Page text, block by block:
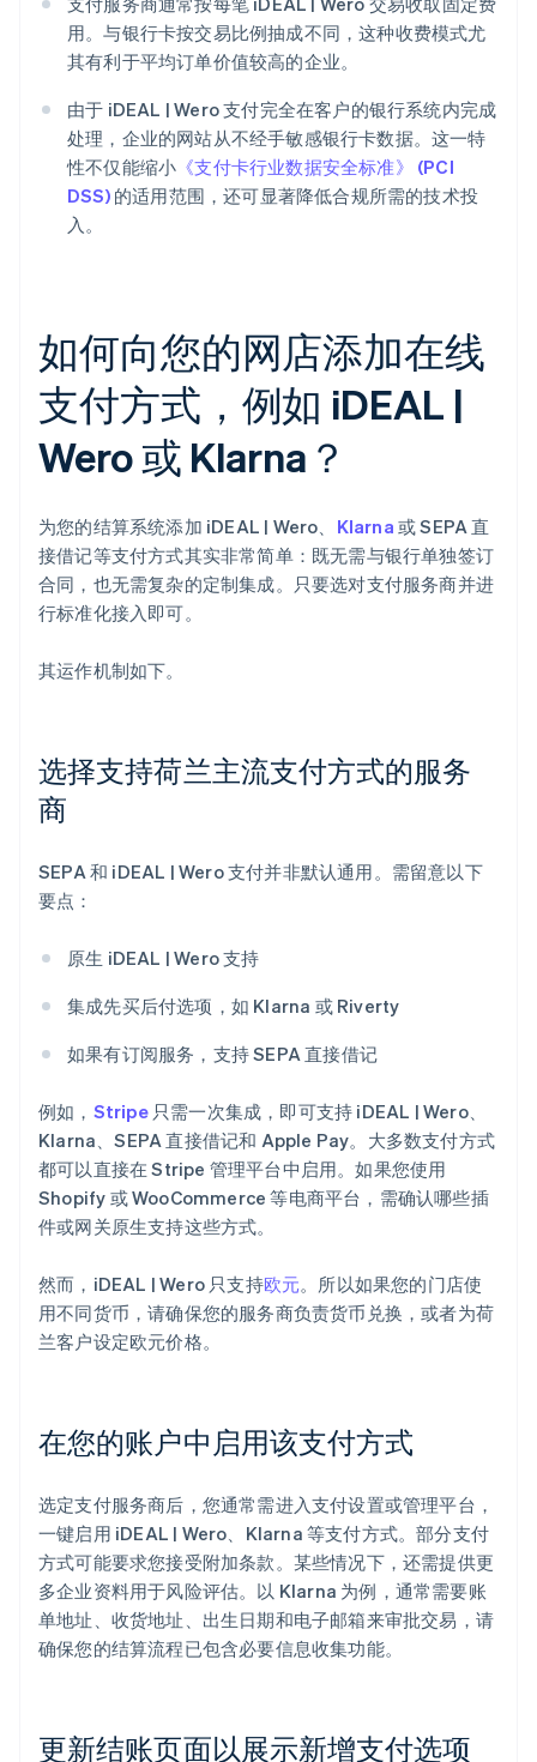
用。与银行卡按交易比例抽成不同，这种收费模式尤
其有利于平均订单价值较高的企业。
由于 iDEAL | Wero 支付完全在客户的银行系统内完成
处理，企业的网站从不经手敏感银行卡数据。这一特
性不仅能缩小 《支付卡行业数据安全标准》 (PCI
DSS)的适用范围，还可显著降低合规所需的技术投
入。
如何向您的网店添加在线
支付方式，例如 iDEAL |
Wero 或 Klarna？
为您的结算系统添加 iDEAL | Wero、 Klarna 或 SEPA 直
接借记等支付方式其实非常简单：既无需与银行单独签订
合同，也无需复杂的定制集成。只要选对支付服务商并进
行标准化接入即可。
其运作机制如下。
选择支持荷兰主流支付方式的服务
商
SEPA 和 iDEAL | Wero 支付并非默认通用。需留意以下
要点：
原生 iDEAL | Wero 支持
集成先买后付选项，如 Klarna 或 Riverty
如果有订阅服务，支持 SEPA 直接借记
例如， Stripe只需一次集成，即可支持 iDEAL | Wero、
Klarna、SEPA 直接借记和 Apple Pay。大多数支付方式
都可以直接在 Stripe 管理平台中启用。如果您使用
Shopify 或 WooCommerce 等电商平台，需确认哪些插
件或网关原生支持这些方式。
然而，iDEAL | Wero 只支持欧元。所以如果您的门店使
用不同货币，请确保您的服务商负责货币兑换，或者为荷
兰客户设定欧元价格。
在您的账户中启用该支付方式
选定支付服务商后，您通常需进入支付设置或管理平台，
一键启用 iDEAL | Wero、Klarna 等支付方式。部分支付
方式可能要求您接受附加条款。某些情况下，还需提供更
多企业资料用于风险评估。以 Klarna 为例，通常需要账
单地址、收货地址、出生日期和电子邮箱来审批交易，请
确保您的结算流程已包含必要信息收集功能。
更新结账页面以展示新增支付选项